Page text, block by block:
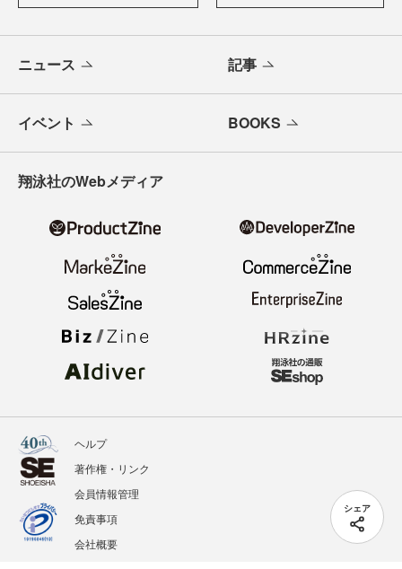
シェア
ニュース 記事
イベント BOOKS
翔泳社のWebメディア
ヘルプ
著作権・リンク
会員情報管理
免責事項
会社概要